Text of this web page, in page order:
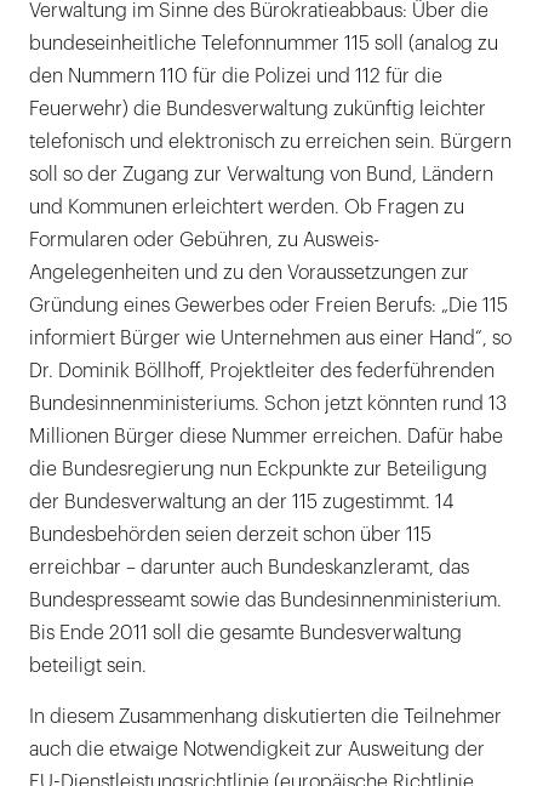
Verwaltung im Sinne des Bürokratieabbaus: Über die
bundeseinheitliche Telefonnummer 115 soll (analog zu
den Nummern 110 für die Polizei und 112 für die
Feuerwehr) die Bundesverwaltung zukünftig leichter
telefonisch und elektronisch zu erreichen sein. Bürgern
soll so der Zugang zur Verwaltung von Bund, Ländern
und Kommunen erleichtert werden. Ob Fragen zu
Formularen oder Gebühren, zu Ausweis-
Angelegenheiten und zu den Voraussetzungen zur
Gründung eines Gewerbes oder Freien Berufs: „Die 115
informiert Bürger wie Unternehmen aus einer Hand“, so
Dr. Dominik Böllhoff, Projektleiter des federführenden
Bundesinnenministeriums. Schon jetzt könnten rund 13
Millionen Bürger diese Nummer erreichen. Dafür habe
die Bundesregierung nun Eckpunkte zur Beteiligung
der Bundesverwaltung an der 115 zugestimmt. 14
Bundesbehörden seien derzeit schon über 115
erreichbar – darunter auch Bundeskanzleramt, das
Bundespresseamt sowie das Bundesinnenministerium.
Bis Ende 2011 soll die gesamte Bundesverwaltung
beteiligt sein.
In diesem Zusammenhang diskutierten die Teilnehmer
auch die etwaige Notwendigkeit zur Ausweitung der